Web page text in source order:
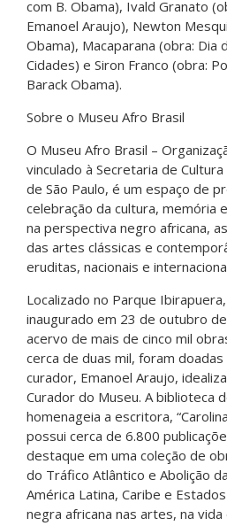
com B. Obama), Ivald Granato
Emanoel Araujo), Newton
Obama), Macaparana (obra: Dia
Cidades) e Siron Franco (obra:
Barack Obama).
Sobre o Museu Afro Brasil
O Museu Afro Brasil –
vinculado à Secretaria de
de São Paulo, é um espaço de
celebração da cultura, memória
na perspectiva negro africana,
das artes clássicas e
eruditas, nacionais e
Localizado no Parque
inaugurado em 23 de outubro
acervo de mais de cinco mil
cerca de duas mil, foram
curador, Emanoel Araujo,
Curador do Museu. A biblioteca
homenageia a escritora,
possui cerca de 6.800
destaque em uma coleção de
do Tráfico Atlântico e Abolição
América Latina, Caribe e
negra africana nas artes, na vida